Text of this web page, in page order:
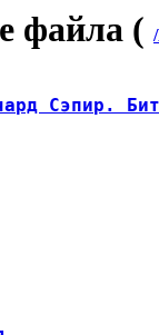
файла (
Сэпир.